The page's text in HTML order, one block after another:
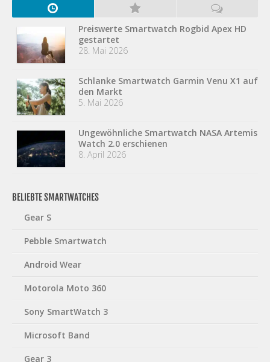
Preiswerte Smartwatch Rogbid Apex HD
gestartet
28. Mai 2026
Schlanke Smartwatch Garmin Venu X1 auf
den Markt
5. Mai 2026
Ungewöhnliche Smartwatch NASA Artemis
Watch 2.0 erschienen
8. April 2026
BELIEBTE SMARTWATCHES
Gear S
Pebble Smartwatch
Android Wear
Motorola Moto 360
Sony SmartWatch 3
Microsoft Band
Gear 3